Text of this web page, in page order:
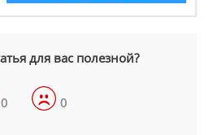
для вас полезной?
0 0